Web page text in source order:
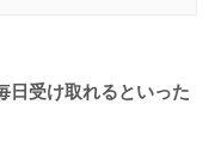
日受け取れるといった